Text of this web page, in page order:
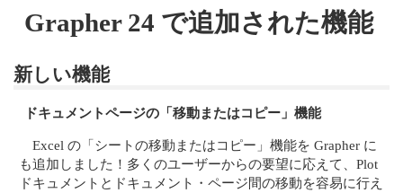
Grapher 24 で追加された機能
新しい機能
ドキュメントページの「移動またはコピー」機能
Excel の「シートの移動またはコピー」機能を Grapher に
も追加しました！多くのユーザーからの要望に応えて、Plot
ドキュメントとドキュメント・ページ間の移動を容易に行え